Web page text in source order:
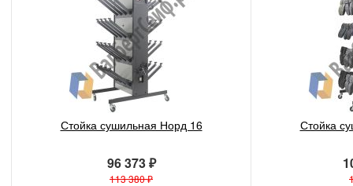
Стойка сушильная Норд 16
96 373 ₽
113 380 ₽
Стойка